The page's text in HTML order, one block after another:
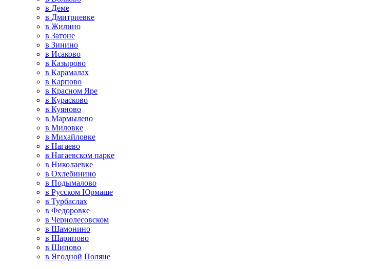
в Деме
в Дмитриевке
в Жилино
в Затоне
в Зинино
в Исаково
в Казырово
в Карамалах
в Карпово
в Красном Яре
в Курасково
в Куяново
в Мармылево
в Миловке
в Михайловке
в Нагаево
в Нагаевском парке
в Николаевке
в Охлебинино
в Подымалово
в Русском Юрмаше
в Турбаслах
в Федоровке
в Чернолесовском
в Шамонино
в Шарипово
в Шипово
в Ягодной Поляне